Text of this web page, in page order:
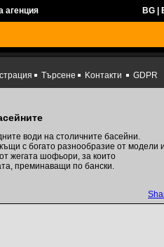
агенция BG
Търсене Kонтакти GDPR
води на столичните басейни.
с богато разнообразие от модели и
жегата шофьори, за които
преминаващи по бански.